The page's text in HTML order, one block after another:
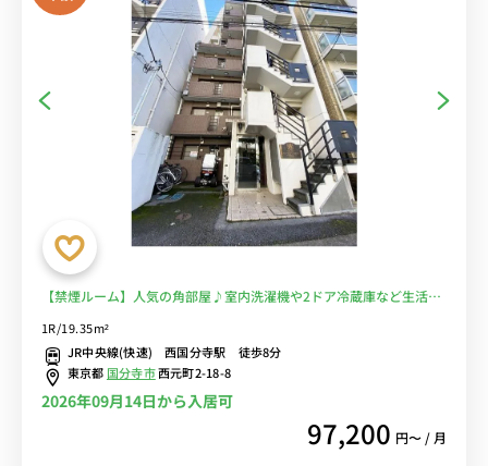
【禁煙ルーム】人気の角部屋♪室内洗濯機や2ドア冷蔵庫など生活家
東京農工大学、東京経済大学国分寺キャンパスあり■選べるWi-Fi格
安レンタル中！
1R/19.35m²
JR中央線(快速) 西国分寺駅 徒歩8分
東京都 国分寺市西元町2-18-8
2026年09月14日から入居可
97,200 円〜 / 月